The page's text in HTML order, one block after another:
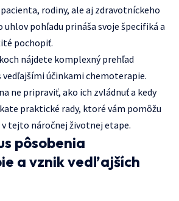
rodiny, ale aj zdravotníckeho
uhlov pohľadu prináša svoje špecifiká a
pochopiť.
nájdete komplexný prehľad
vedľajšími účinkami chemoterapie.
ne pripraviť, ako ich zvládnuť a kedy
praktické rady, ktoré vám pomôžu
tejto náročnej životnej etape.
pôsobenia
a vznik vedľajších